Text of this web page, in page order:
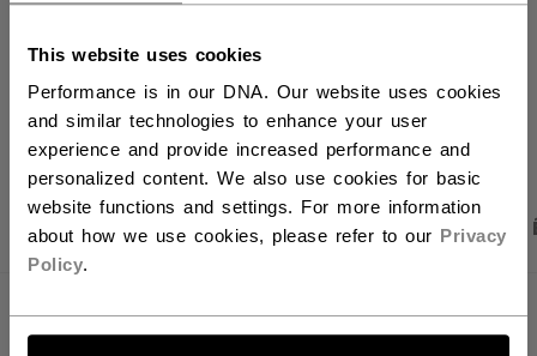
This website uses cookies
Performance is in our DNA. Our website uses cookies
and similar technologies to enhance your user
experience and provide increased performance and
personalized content. We also use cookies for basic
website functions and settings. For more information
about how we use cookies, please refer to our Privacy
Policy.
ALLONS-Y !
OUVRIR LES
PHOTOS DU PRODUIT CARACTÉRISTIQUES
CARACTÉRISTIQUES